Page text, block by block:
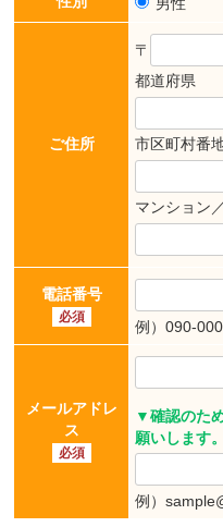
男性
ご住所
〒
都道府県
市区町村番
マンション
電話番号
必須
例）090-
メールアドレ
ス
必須
▼確認のた
願いします。
例）